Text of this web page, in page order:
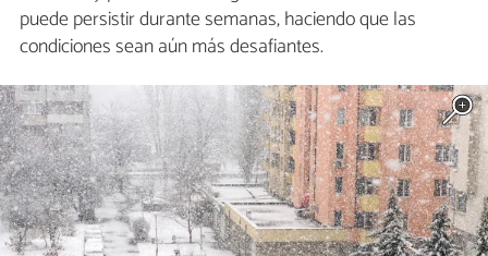
puede persistir durante semanas, haciendo que las
condiciones sean aún más desafiantes.